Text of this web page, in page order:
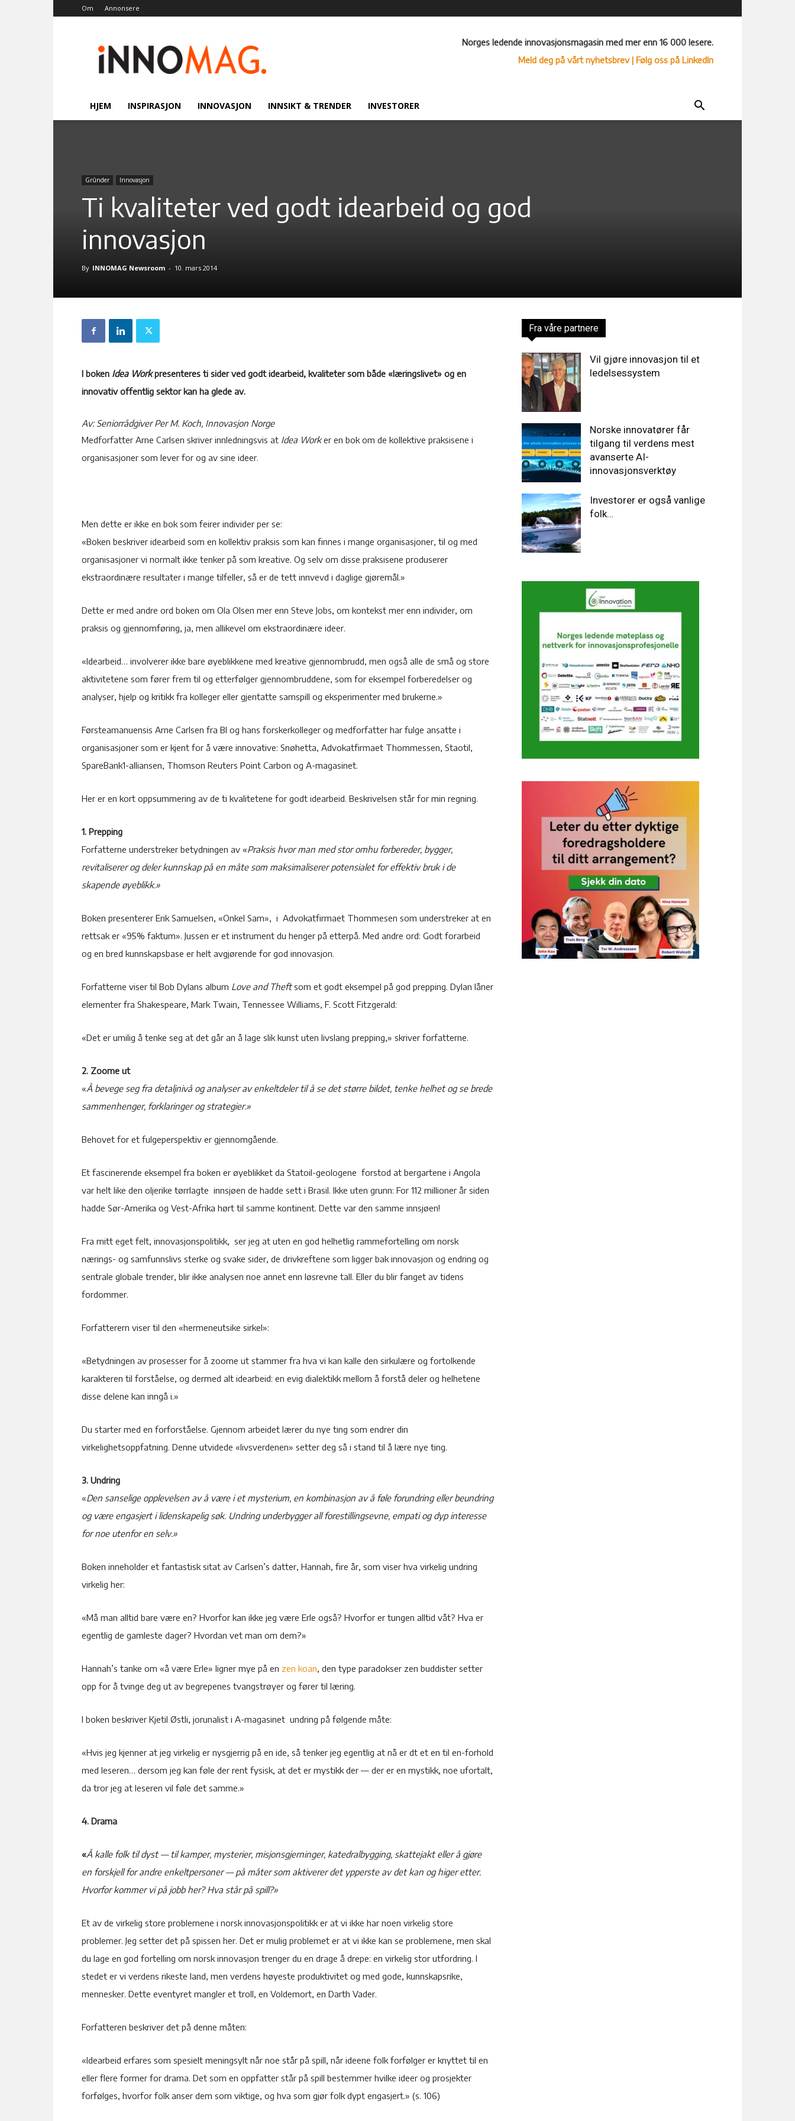
Om Annonsere
Norges ledende innovasjonsmagasin med mer enn 16 000 lesere.
Meld deg på vårt nyhetsbrev| Følg oss på LinkedIn
HJEM INSPIRASJON INNOVASJON INNSIKT & TRENDER INVESTORER
Grûnder Innovasjon
Ti kvaliteter ved godt idearbeid og god
innovasjon
By INNOMAG Newsroom - 10. mars 2014
I boken Idea Workpresenteres ti sider ved godt idearbeid, kvaliteter som både «læringslivet» og en
innovativ offentlig sektor kan ha glede av.
Av: Seniorrådgiver Per M. Koch, Innovasjon Norge
Medforfatter Arne Carlsen skriver innledningsvis at Idea Worker en bok om de kollektive praksisene i
organisasjoner som lever for og av sine ideer.
Men dette er ikke en bok som feirer individer per se:
«Boken beskriver idearbeid som en kollektiv praksis som kan finnes i mange organisasjoner, til og med
organisasjoner vi normalt ikke tenker på som kreative. Og selv om disse praksisene produserer
ekstraordinære resultater i mange tilfeller, så er de tett innvevd i daglige gjøremål.»
Dette er med andre ord boken om Ola Olsen mer enn Steve Jobs, om kontekst mer enn individer, om
praksis og gjennomføring, ja, men allikevel om ekstraordinære ideer.
«Idearbeid… involverer ikke bare øyeblikkene med kreative gjennombrudd, men også alle de små og store
aktivitetene som fører frem til og etterfølger gjennombruddene, som for eksempel forberedelser og
analyser, hjelp og kritikk fra kolleger eller gjentatte samspill og eksperimenter med brukerne.»
Førsteamanuensis Arne Carlsen fra BI og hans forskerkolleger og medforfatter har fulge ansatte i
organisasjoner som er kjent for å være innovative: Snøhetta, Advokatfirmaet Thommessen, Staotil,
SpareBank1-alliansen, Thomson Reuters Point Carbon og A-magasinet.
Her er en kort oppsummering av de ti kvalitetene for godt idearbeid. Beskrivelsen står for min regning.
1. Prepping
Forfatterne understreker betydningen av «Praksis hvor man med stor omhu forbereder, bygger,
revitaliserer og deler kunnskap på en måte som maksimaliserer potensialet for effektiv bruk i de
skapende øyeblikk.»
Boken presenterer Erik Samuelsen, «Onkel Sam», i Advokatfirmaet Thommesen som understreker at en
rettsak er «95% faktum». Jussen er et instrument du henger på etterpå. Med andre ord: Godt forarbeid
og en bred kunnskapsbase er helt avgjørende for god innovasjon.
Forfatterne viser til Bob Dylans album Love and Theftsom et godt eksempel på god prepping. Dylan låner
elementer fra Shakespeare, Mark Twain, Tennessee Williams, F. Scott Fitzgerald:
«Det er umilig å tenke seg at det går an å lage slik kunst uten livslang prepping,» skriver forfatterne.
2. Zoome ut
«Å bevege seg fra detaljnivå og analyser av enkeltdeler til å se det større bildet, tenke helhet og se brede
sammenhenger, forklaringer og strategier.»
Behovet for et fulgeperspektiv er gjennomgående.
Et fascinerende eksempel fra boken er øyeblikket da Statoil-geologene forstod at bergartene i Angola
var helt like den oljerike tørrlagte innsjøen de hadde sett i Brasil. Ikke uten grunn: For 112 millioner år siden
hadde Sør-Amerika og Vest-Afrika hørt til samme kontinent. Dette var den samme innsjøen!
Fra mitt eget felt, innovasjonspolitikk, ser jeg at uten en god helhetlig rammefortelling om norsk
nærings- og samfunnslivs sterke og svake sider, de drivkreftene som ligger bak innovasjon og endring og
sentrale globale trender, blir ikke analysen noe annet enn løsrevne tall. Eller du blir fanget av tidens
fordommer.
Forfatterern viser til den «hermeneutsike sirkel»:
«Betydningen av prosesser for å zoome ut stammer fra hva vi kan kalle den sirkulære og fortolkende
karakteren til forståelse, og dermed alt idearbeid: en evig dialektikk mellom å forstå deler og helhetene
disse delene kan inngå i.»
Du starter med en forforståelse. Gjennom arbeidet lærer du nye ting som endrer din
virkelighetsoppfatning. Denne utvidede «livsverdenen» setter deg så i stand til å lære nye ting.
3. Undring
«Den sanselige opplevelsen av å være i et mysterium, en kombinasjon av å føle forundring eller beundring
og være engasjert i lidenskapelig søk. Undring underbygger all forestillingsevne, empati og dyp interesse
for noe utenfor en selv.»
Boken inneholder et fantastisk sitat av Carlsen’s datter, Hannah, fire år, som viser hva virkelig undring
virkelig her:
«Må man alltid bare være en? Hvorfor kan ikke jeg være Erle også? Hvorfor er tungen alltid våt? Hva er
egentlig de gamleste dager? Hvordan vet man om dem?»
Hannah’s tanke om «å være Erle» ligner mye på en zen koan, den type paradokser zen buddister setter
opp for å tvinge deg ut av begrepenes tvangstrøyer og fører til læring.
I boken beskriver Kjetil Østli, jorunalist i A-magasinet undring på følgende måte:
«Hvis jeg kjenner at jeg virkelig er nysgjerrig på en ide, så tenker jeg egentlig at nå er dt et en til en-forhold
med leseren… dersom jeg kan føle der rent fysisk, at det er mystikk der — der er en mystikk, noe ufortalt,
da tror jeg at leseren vil føle det samme.»
4. Drama
«Å kalle folk til dyst — til kamper, mysterier, misjonsgjerninger, katedralbygging, skattejakt eller å gjøre
en forskjell for andre enkeltpersoner — på måter som aktiverer det ypperste av det kan og higer etter.
Hvorfor kommer vi på jobb her? Hva står på spill?»
Et av de virkelig store problemene i norsk innovasjonspolitikk er at vi ikke har noen virkelig store
problemer. Jeg setter det på spissen her. Det er mulig problemet er at vi ikke kan se problemene, men skal
du lage en god fortelling om norsk innovasjon trenger du en drage å drepe: en virkelig stor utfordring. I
stedet er vi verdens rikeste land, men verdens høyeste produktivitet og med gode, kunnskapsrike,
mennesker. Dette eventyret mangler et troll, en Voldemort, en Darth Vader.
Forfatteren beskriver det på denne måten:
«Idearbeid erfares som spesielt meningsylt når noe står på spill, når ideene folk forfølger er knyttet til en
eller flere former for drama. Det som en oppfatter står på spill bestemmer hvilke ideer og prosjekter
forfølges, hvorfor folk anser dem som viktige, og hva som gjør folk dypt engasjert.» (s. 106)
Fra våre partnere
Vil gjøre innovasjon til et
ledelsessystem
Norske innovatører får
tilgang til verdens mest
avanserte AI-
innovasjonsverktøy
Investorer er også vanlige
folk…